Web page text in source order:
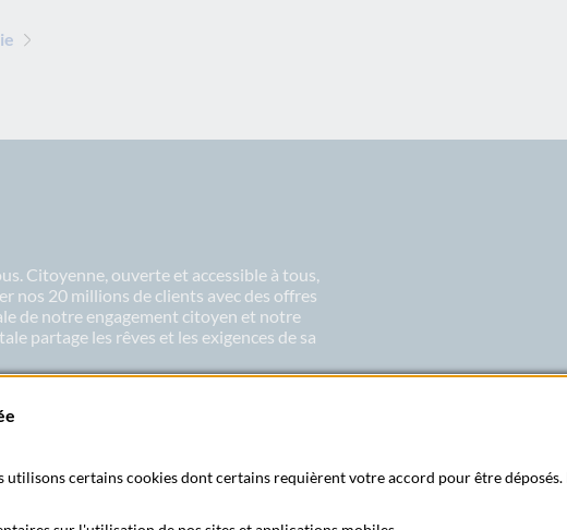
Citoyenne, ouverte et accessible à tous,
nos 20 millions de clients avec des offres
de notre engagement citoyen et notre
partage les rêves et les exigences de sa
certains cookies dont certains requièrent votre accord pour être déposés.